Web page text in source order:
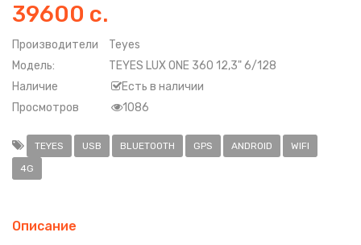
39600 с.
Производители
Teyes
Модель:
TEYES LUX ONE 360 12,3" 6/128
Наличие
Есть в наличии
Просмотров
1086
TEYES USB BLUETOOTH GPS ANDROID
WIFI
4G
Описание